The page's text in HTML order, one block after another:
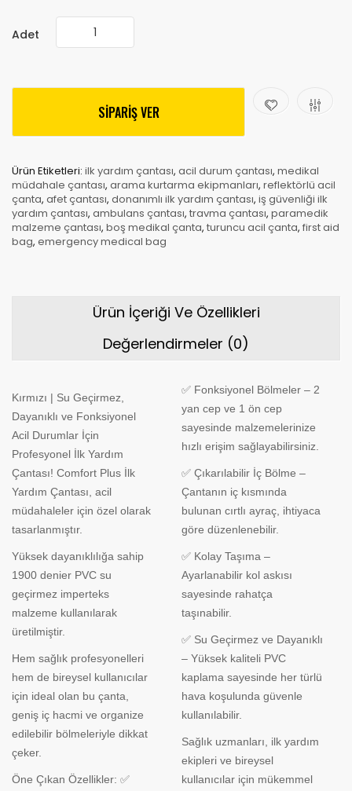
Adet
SİPARİŞ VER
Ürün Etiketleri: ilk yardım çantası, acil durum çantası, medikal
müdahale çantası, arama kurtarma ekipmanları, reflektörlü acil
çanta, afet çantası, donanımlı ilk yardım çantası, iş güvenliği ilk
yardım çantası, ambulans çantası, travma çantası, paramedik
malzeme çantası, boş medikal çanta, turuncu acil çanta, first aid
bag, emergency medical bag
Ürün İçeriği Ve Özellikleri
Değerlendirmeler (0)
Kırmızı | Su Geçirmez,
Dayanıklı ve Fonksiyonel
Acil Durumlar İçin
Profesyonel İlk Yardım
Çantası! Comfort Plus İlk
Yardım Çantası, acil
müdahaleler için özel olarak
tasarlanmıştır.
Yüksek dayanıklılığa sahip
1900 denier PVC su
geçirmez imperteks
malzeme kullanılarak
üretilmiştir.
Hem sağlık profesyonelleri
hem de bireysel kullanıcılar
için ideal olan bu çanta,
geniş iç hacmi ve organize
edilebilir bölmeleriyle dikkat
çeker.
Öne Çıkan Özellikler: ✅
✅ Fonksiyonel Bölmeler – 2
yan cep ve 1 ön cep
sayesinde malzemelerinize
hızlı erişim sağlayabilirsiniz.
✅ Çıkarılabilir İç Bölme –
Çantanın iç kısmında
bulunan cırtlı ayraç, ihtiyaca
göre düzenlenebilir.
✅ Kolay Taşıma –
Ayarlanabilir kol askısı
sayesinde rahatça
taşınabilir.
✅ Su Geçirmez ve Dayanıklı
– Yüksek kaliteli PVC
kaplama sayesinde her türlü
hava koşulunda güvenle
kullanılabilir.
Sağlık uzmanları, ilk yardım
ekipleri ve bireysel
kullanıcılar için mükemmel